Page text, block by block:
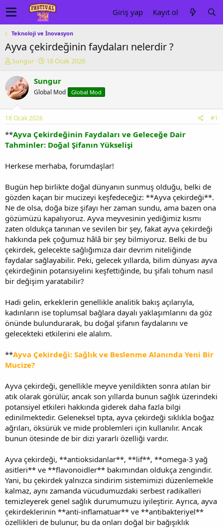
Giriş yap Kayıt ol
Teknoloji ve İnovasyon
Ayva çekirdeğinin faydaları nelerdir ?
K
n
u
y
b
a
ş
a
a
Sungur
B
ş
a
ç
a
i
i
18 Ocak 2026
Sungur
Global Mod Global Mod
18 Ocak 2026 #1
**Ayva Çekirdeğinin Faydaları ve Geleceğe Dair
Tahminler: Doğal Şifanın Yükselişi
Herkese merhaba, forumdaşlar!
Bugün hep birlikte doğal dünyanın sunmuş olduğu, belki de
gözden kaçan bir mucizeyi keşfedeceğiz: **Ayva çekirdeği**.
Ne de olsa, doğa bize şifayı her zaman sundu, ama bazen ona
gözümüzü kapalıyoruz. Ayva meyvesinin yediğimiz kısmı
zaten oldukça tanınan ve sevilen bir şey, fakat ayva çekirdeği
hakkında pek çoğumuz hâlâ bir şey bilmiyoruz. Belki de bu
çekirdek, gelecekte sağlığımıza dair devrim niteliğinde
faydalar sağlayabilir. Peki, gelecek yıllarda, bilim dünyası ayva
çekirdeğinin potansiyelini keşfettiğinde, bu şifalı tohum nasıl
bir değişim yaratabilir?
Hadi gelin, erkeklerin genellikle analitik bakış açılarıyla,
kadınların ise toplumsal bağlara dayalı yaklaşımlarını da göz
önünde bulundurarak, bu doğal şifanın faydalarını ve
gelecekteki etkilerini ele alalım.
**Ayva Çekirdeği: Sağlık ve Beslenme Alanında Yeni Bir
Mucize?
Ayva çekirdeği, genellikle meyve yenildikten sonra atılan bir
atık olarak görülür, ancak son yıllarda bunun sağlık üzerindeki
potansiyel etkileri hakkında giderek daha fazla bilgi
edinilmektedir. Geleneksel tıpta, ayva çekirdeği sıklıkla boğaz
ağrıları, öksürük ve mide problemleri için kullanılır. Ancak
bunun ötesinde de bir dizi yararlı özelliği vardır.
Ayva çekirdeği, **antioksidanlar**, **lif**, **omega-3 yağ
asitleri** ve **flavonoidler** bakımından oldukça zengindir.
Yani, bu çekirdek yalnızca sindirim sistemimizi düzenlemekle
kalmaz, aynı zamanda vücudumuzdaki serbest radikalleri
temizleyerek genel sağlık durumumuzu iyileştirir. Ayrıca, ayva
çekirdeklerinin **anti-inflamatuar** ve **antibakteriyel**
özellikleri de bulunur, bu da onları doğal bir bağışıklık